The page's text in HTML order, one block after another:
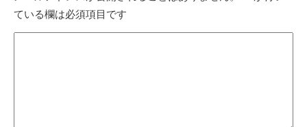
ている欄は必須項目です